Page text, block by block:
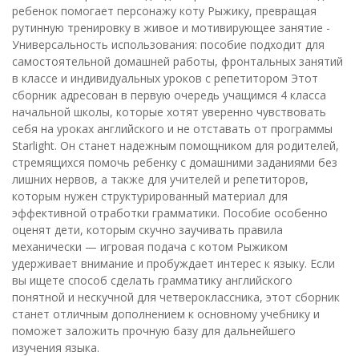
ребенок помогает персонажу коту Рыжику, превращая
рутинную тренировку в живое и мотивирующее занятие -
Универсальность использования: пособие подходит для
самостоятельной домашней работы, фронтальных занятий
в классе и индивидуальных уроков с репетитором Этот
сборник адресован в первую очередь учащимся 4 класса
начальной школы, которые хотят уверенно чувствовать
себя на уроках английского и не отставать от программы
Starlight. Он станет надежным помощником для родителей,
стремящихся помочь ребенку с домашними заданиями без
лишних нервов, а также для учителей и репетиторов,
которым нужен структурированный материал для
эффективной отработки грамматики. Пособие особенно
оценят дети, которым скучно заучивать правила
механически — игровая подача с котом Рыжиком
удерживает внимание и пробуждает интерес к языку. Если
вы ищете способ сделать грамматику английского
понятной и нескучной для четвероклассника, этот сборник
станет отличным дополнением к основному учебнику и
поможет заложить прочную базу для дальнейшего
изучения языка.